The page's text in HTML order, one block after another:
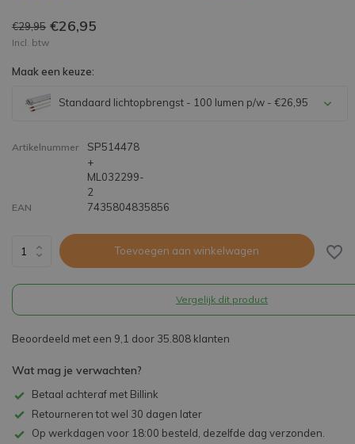
€29,95 €26,95
Incl. btw
Maak een keuze:
Standaard lichtopbrengst - 100 lumen p/w - €26,95
Artikelnummer
SP514478
+
ML032299-
2
EAN 7435804835856
Toevoegen aan winkelwagen
Vergelijk dit product
Beoordeeld met een 9,1 door 35.808 klanten
Wat mag je verwachten?
Betaal achteraf met Billink
Retourneren tot wel 30 dagen later
Op werkdagen voor 18:00 besteld, dezelfde dag verzonden.